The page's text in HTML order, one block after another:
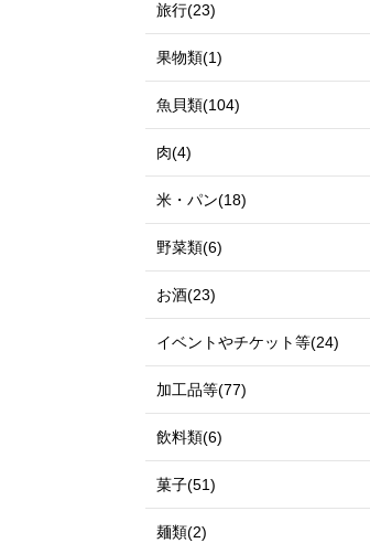
旅行(23)
果物類(1)
魚貝類(104)
肉(4)
米・パン(18)
野菜類(6)
お酒(23)
イベントやチケット等(24)
加工品等(77)
飲料類(6)
菓子(51)
麺類(2)